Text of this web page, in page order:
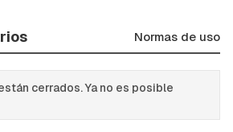
Normas de uso
cerrados. Ya no es posible